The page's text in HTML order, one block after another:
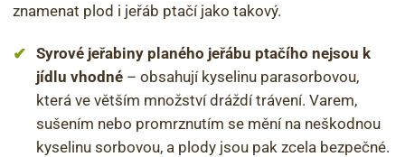
znamenat plod i jeřáb ptačí jako takový.
Syrové jeřabiny planého jeřábu ptačího nejsou k
jídlu vhodné – obsahují kyselinu parasorbovou,
která ve větším množství dráždí trávení. Varem,
sušením nebo promrznutím se mění na neškodnou
kyselinu sorbovou, a plody jsou pak zcela bezpečné.